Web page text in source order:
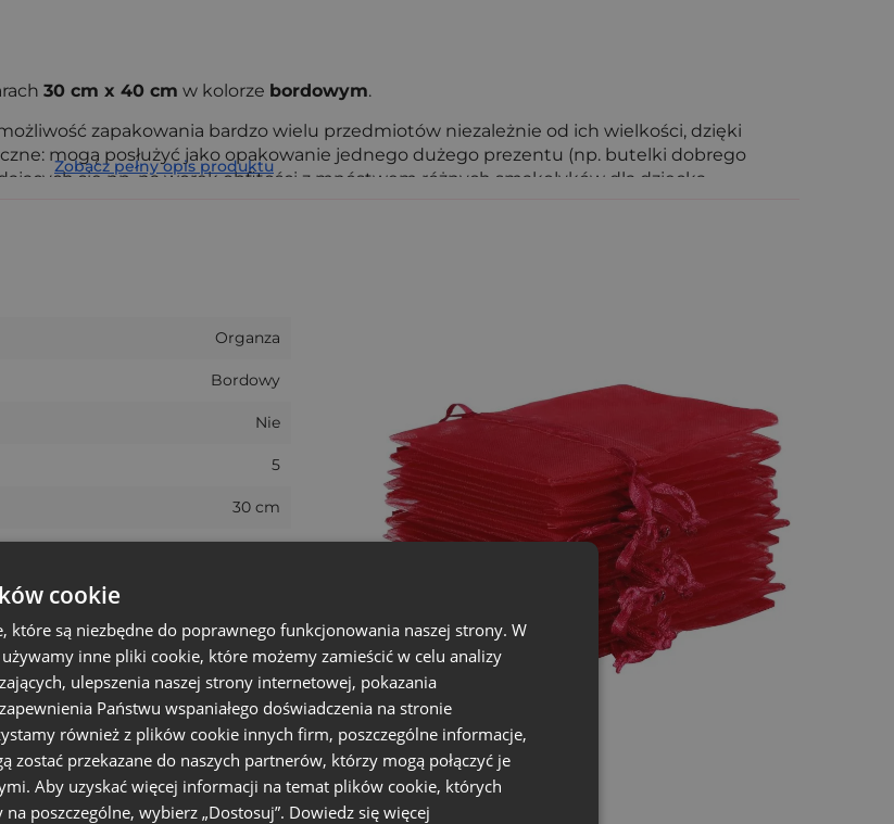
30 cm x 40 cm w kolorze bordowym.
zapakowania bardzo wielu przedmiotów niezależnie od ich wielkości, dzięki
mogą posłużyć jako opakowanie jednego dużego prezentu (np. butelki dobrego
się np. na worek obfitości z mnóstwem różnych smakołyków dla dziecka.
rodzaju zawartości.
Zobacz pełny opis produktu
Organza
Bordowy
Nie
5
30 cm
34 - 36cm
+/- 5%
Duży
ORB-3040-BGX-061
5902565682118
cookie
które są niezbędne do poprawnego funkcjonowania naszej strony. W
inne pliki cookie, które możemy zamieścić w celu analizy
ulepszenia naszej strony internetowej, pokazania
Państwu wspaniałego doświadczenia na stronie
również z plików cookie innych firm, poszczególne informacje,
zostać przekazane do naszych partnerów, którzy mogą połączyć je
Aby uzyskać więcej informacji na temat plików cookie, których
poszczególne, wybierz „Dostosuj”. Dowiedz się więcej